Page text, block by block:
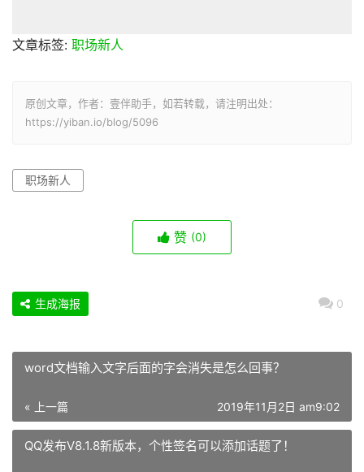
文章标签: 职场新人
原创文章，作者：壹伴助手，如若转载，请注明出处：
https://yiban.io/blog/5096
职场新人
赞 (0)
0
生成海报
word文档输入文字后面的字会消失是怎么回事？
« 上一篇 2019年11月2日 am9:02
QQ发布V8.1.8新版本，个性签名可以添加话题了！